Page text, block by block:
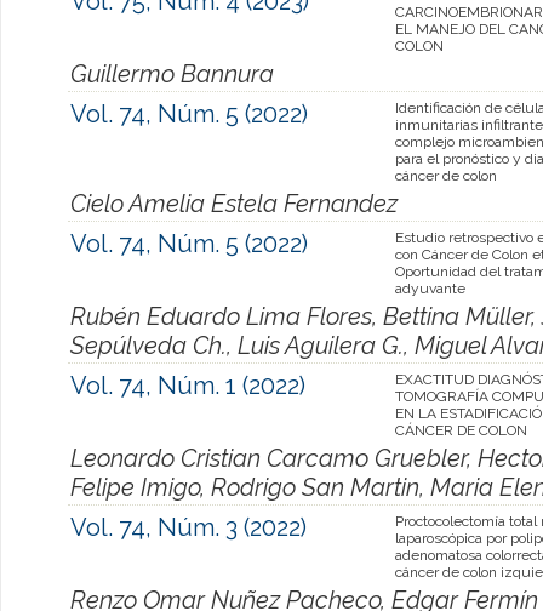
EL MANEJO DEL
COLON
Guillermo Bannura
Vol. 74, Núm. 5 (2022)
Identificación de
inmunitarias
complejo
para el pronóstico y
cáncer de colon
Cielo Amelia Estela Fernandez
Vol. 74, Núm. 5 (2022)
Estudio retrospectivo
con Cáncer de Colon
Oportunidad del
adyuvante
Rubén Eduardo Lima Flores, Bettina
Sepúlveda Ch., Luis Aguilera G., Miguel
Vol. 74, Núm. 1 (2022)
EXACTITUD
TOMOGRAFÍA
EN LA
CÁNCER DE COLON
Leonardo Cristian Carcamo Gruebler,
Felipe Imigo, Rodrigo San Martin, Maria
Vol. 74, Núm. 3 (2022)
Proctocolectomía total
laparoscópica por
adenomatosa
cáncer de colon
Renzo Omar Nuñez Pacheco, Edgar